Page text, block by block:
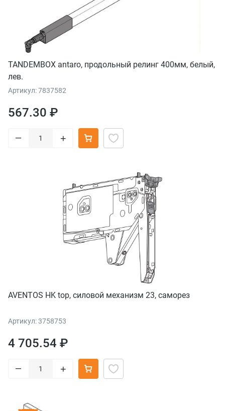
TANDEMBOX antaro, продольный релинг 400мм, белый,
лев.
Артикул: 7837582
567.30 ₽
– +
AVENTOS HK top, силовой механизм 23, саморез
Артикул: 3758753
4 705.54 ₽
– +